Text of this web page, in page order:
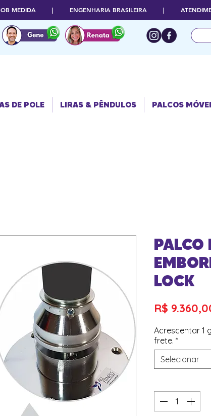
SOB MEDIDA | ENGENHARIA BRASILEIRA |
DE POLE LIRAS & PÊNDULOS PALCOS
PALCO
LOCK
R$
Acrescentar 1
frete. *
Selecionar